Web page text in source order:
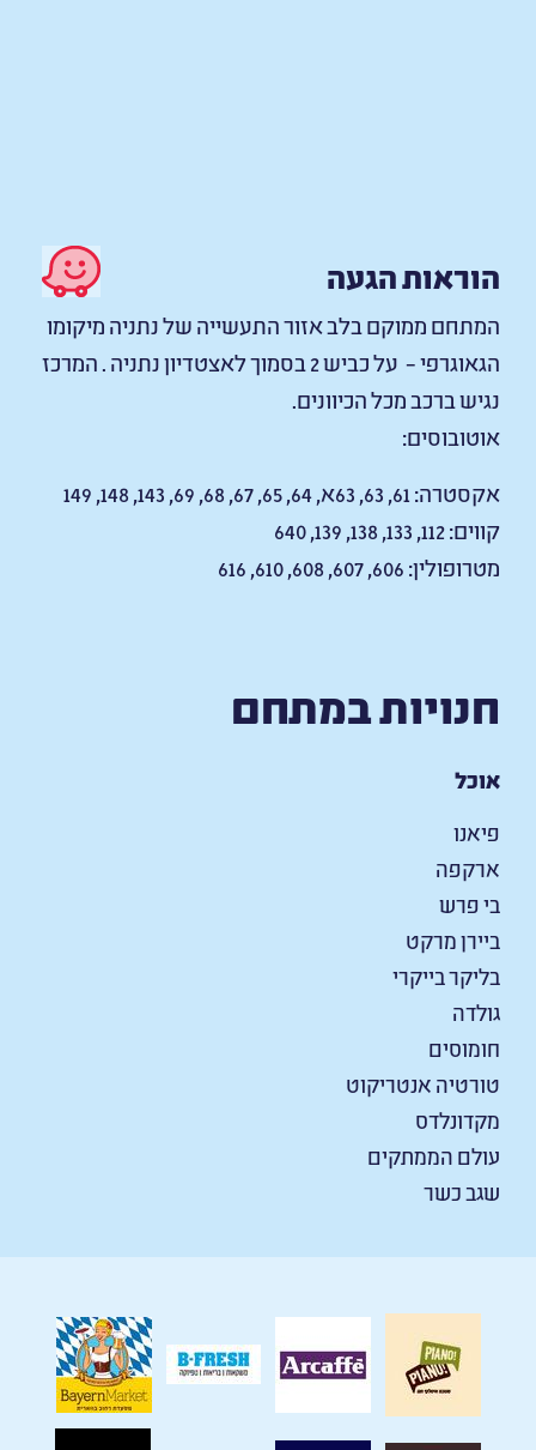
הוראות הגעה
המתחם ממוקם בלב אזור התעשייה של נתניה מיקומו
הגאוגרפי – על כביש 2 בסמוך לאצטדיון נתניה . המרכז
נגיש ברכב מכל הכיוונים.
אוטובוסים:
אקסטרה: 61, 63, 63א, 64, 65, 67, 68, 69, 143, 148, 149
קווים: 112, 133, 138, 139, 640
מטרופולין: 606, 607, 608, 610, 616
חנויות במתחם
אוכל
פיאנו
ארקפה
בי פרש
ביירן מרקט
בליקר בייקרי
גולדה
חומוסים
טורטיה אנטריקוט
מקדונלדס
עולם הממתקים
שגב כשר